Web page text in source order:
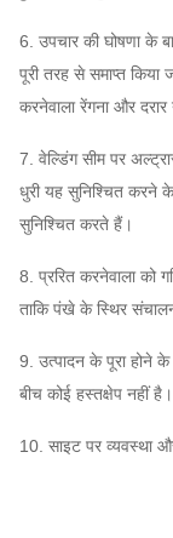
6. उपचार की घोषणा के
पूरी तरह से समाप्त किया
करनेवाला रेंगना और दरार
7. वेल्डिंग सीम पर
धुरी यह सुनिश्चित करने के
सुनिश्चित करते हैं।
8. प्ररित करनेवाला को
ताकि पंखे के स्थिर
9. उत्पादन के पूरा होने
बीच कोई हस्तक्षेप नहीं है।
10. साइट पर व्यवस्था